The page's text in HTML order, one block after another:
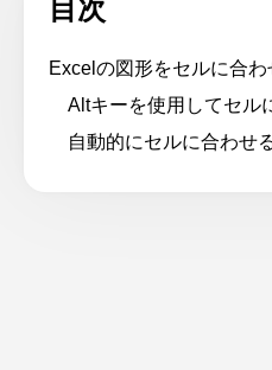
目次
Excelの図形をセルに合
Altキーを使用してセル
自動的にセルに合わせ